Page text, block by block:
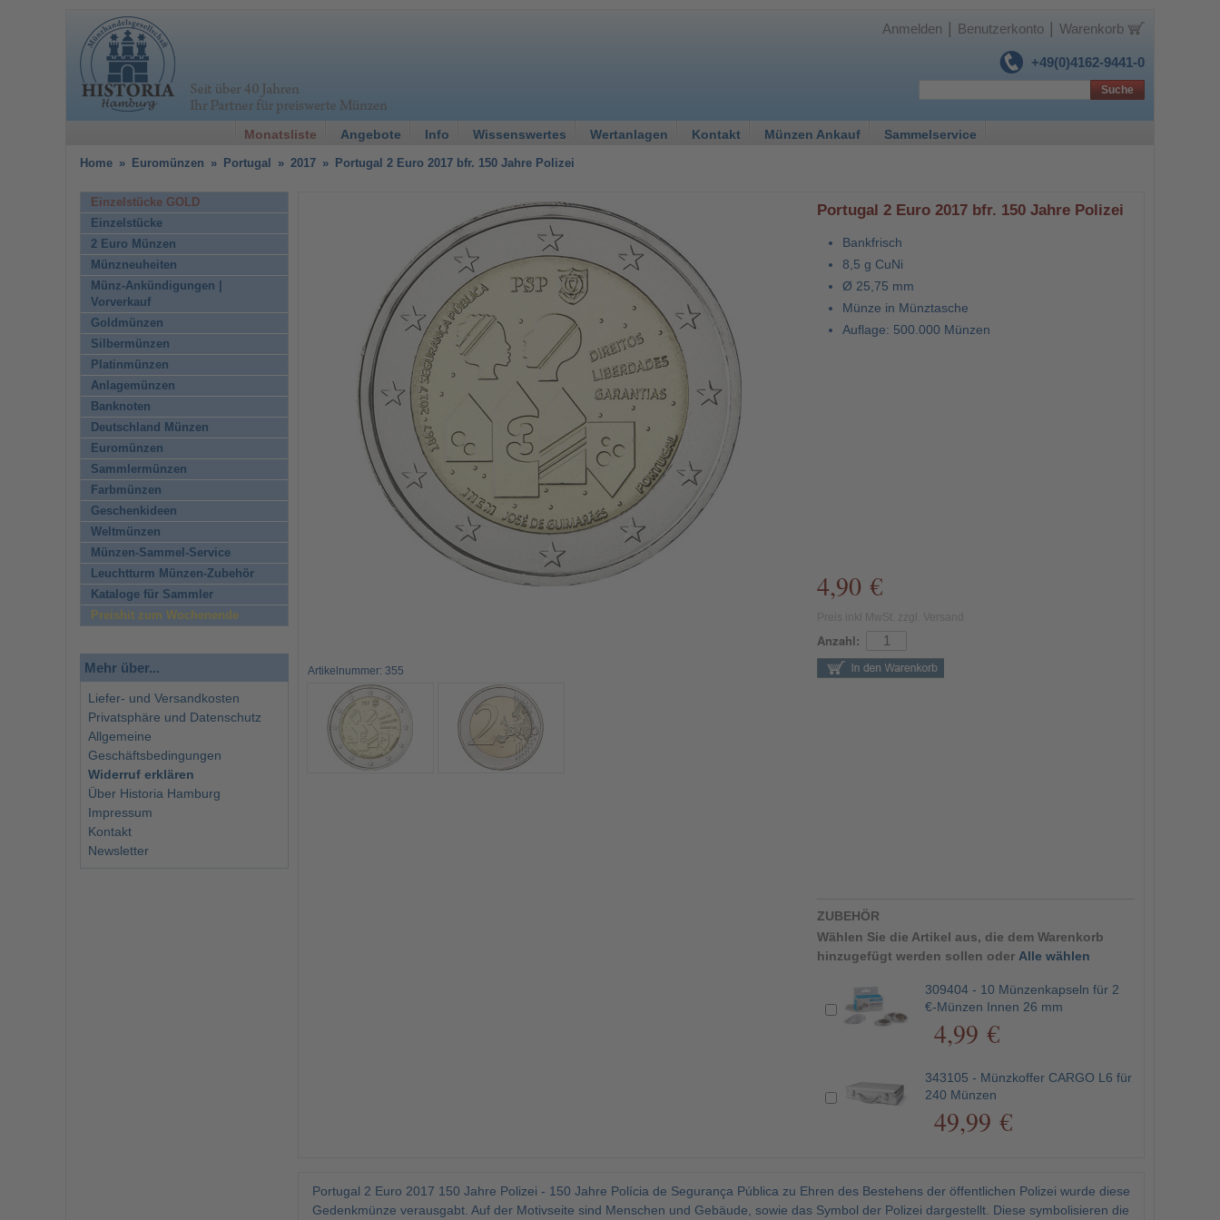
+49(0)4162-9441-0
Anmelden Benutzerkonto Warenkorb
Monatsliste Angebote Info Wissenswertes Wertanlagen Kontakt Münzen Ankauf Sammelservice
Suche
Home » Euromünzen » Portugal » 2017 » Portugal 2 Euro 2017 bfr. 150 Jahre Polizei
Artikelnummer: 355
Portugal 2 Euro 2017 bfr. 150 Jahre Polizei
Bankfrisch
8,5 g CuNi
Ø 25,75 mm
Münze in Münztasche
Auflage: 500.000 Münzen
4,90 €
Anzahl:
ZUBEHÖR
Wählen Sie die Artikel aus, die dem Warenkorb
hinzugefügt werden sollen oder Alle wählen
309404 - 10 Münzenkapseln für 2
€-Münzen Innen 26 mm
4,99 €
343105 - Münzkoffer CARGO L6 für
240 Münzen
49,99 €
Portugal 2 Euro 2017 150 Jahre Polizei - 150 Jahre Polícia de Segurança Pública zu Ehren des Bestehens der öffentlichen Polizei wurde diese
Gedenkmünze verausgabt. Auf der Motivseite sind Menschen und Gebäude, sowie das Symbol der Polizei dargestellt. Diese symbolisieren die
Einzelstücke GOLD
Einzelstücke
2 Euro Münzen
Münzneuheiten
Münz-Ankündigungen |
Vorverkauf
Goldmünzen
Silbermünzen
Platinmünzen
Anlagemünzen
Banknoten
Deutschland Münzen
Euromünzen
Sammlermünzen
Farbmünzen
Geschenkideen
Weltmünzen
Münzen-Sammel-Service
Leuchtturm Münzen-Zubehör
Kataloge für Sammler
Preishit zum Wochenende
Mehr über...
Liefer- und Versandkosten
Privatsphäre und Datenschutz
Allgemeine
Geschäftsbedingungen
Widerruf erklären
Über Historia Hamburg
Impressum
Kontakt
Newsletter